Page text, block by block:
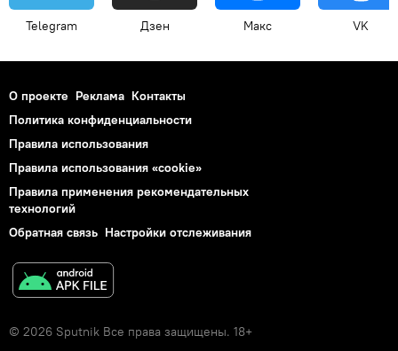
Telegram Дзен Макс VK
О проекте Реклама Контакты
Политика конфиденциальности
Правила использования
Правила использования «cookie»
Правила применения рекомендательных
технологий
Обратная связь Настройки отслеживания
© 2026 Sputnik Все права защищены. 18+